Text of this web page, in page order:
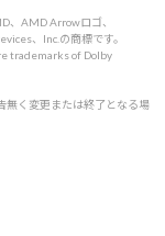
、AMD Arrowロゴ、
、Inc.の商標です。
trademarks of Dolby
無く変更または終了となる場